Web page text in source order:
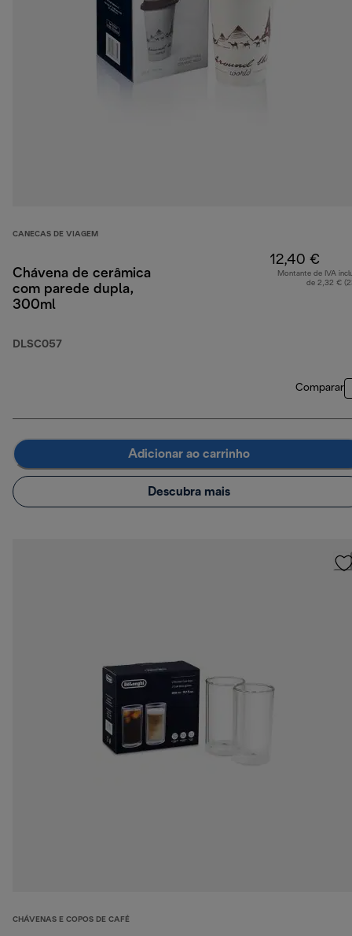
CANECAS DE VIAGEM
Chávena de cerâmica
com parede dupla,
300ml
DLSC057
12,40 €
Montante de IVA
de 2,32 €
Comparar
Adicionar ao carrinho
Descubra mais
CHÁVENAS E COPOS DE CAFÉ